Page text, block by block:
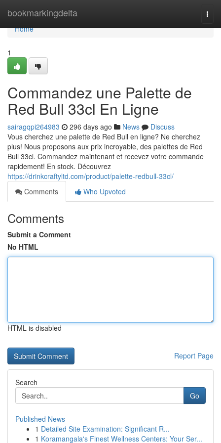
bookmarkingdelta
Home
Home
1
Commandez une Palette de
Red Bull 33cl En Ligne
sairagqpi264983 296 days ago News
Discuss
Vous cherchez une palette de Red Bull en ligne? Ne cherchez
plus! Nous proposons aux prix incroyable, des palettes de Red
Bull 33cl. Commandez maintenant et recevez votre commande
rapidement! En stock. Découvrez
https://drinkcraftyltd.com/product/palette-redbull-33cl/
Comments
Who Upvoted
Comments
Submit a Comment
No HTML
HTML is disabled
Report Page
Search
Go
Published News
1 Detailed Site Examination: Significant R...
1 Koramangala's Finest Wellness Centers: Your Ser...